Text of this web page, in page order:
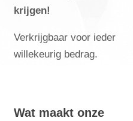
krijgen!
Verkrijgbaar voor ieder
willekeurig bedrag.
Wat maakt onze